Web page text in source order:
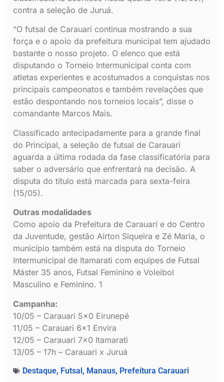
contra a seleção de Juruá.
“O futsal de Carauari continua mostrando a sua
força e o apoio da prefeitura municipal tem ajudado
bastante o nosso projeto. O elenco que está
disputando o Torneio Intermunicipal conta com
atletas experientes e acostumados a conquistas nos
principais campeonatos e também revelações que
estão despontando nos torneios locais”, disse o
comandante Marcos Mais.
Classificado antecipadamente para a grande final
do Principal, a seleção de futsal de Carauari
aguarda a última rodada da fase classificatória para
saber o adversário que enfrentará na decisão. A
disputa do título está marcada para sexta-feira
(15/05).
Outras modalidades
Como apoio da Prefeitura de Carauari e do Centro
da Juventude, gestão Airton Siqueira e Zé Maria, o
município também está na disputa do Torneio
Intermunicipal de Itamarati com equipes de Futsal
Máster 35 anos, Futsal Feminino e Voleibol
Masculino e Feminino. 1
Campanha:
10/05 – Carauari 5×0 Eirunepé
11/05 – Carauari 6×1 Envira
12/05 – Carauari 7×0 Itamarati
13/05 – 17h – Carauari x Juruá
Destaque, Futsal, Manaus, Prefeitura Carauari